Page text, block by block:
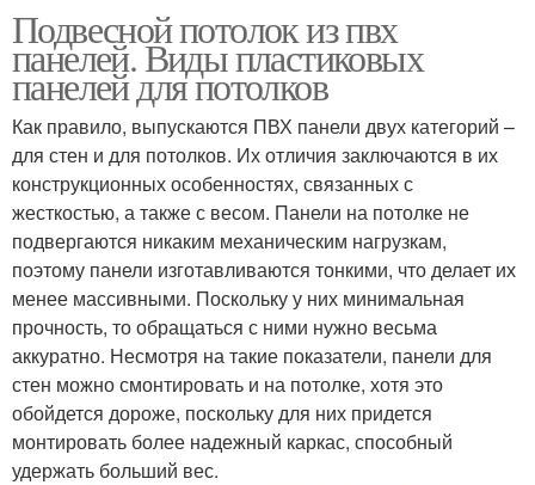
Подвесной потолок из пвх
панелей. Виды пластиковых
панелей для потолков
Как правило, выпускаются ПВХ панели двух категорий –
для стен и для потолков. Их отличия заключаются в их
конструкционных особенностях, связанных с
жесткостью, а также с весом. Панели на потолке не
подвергаются никаким механическим нагрузкам,
поэтому панели изготавливаются тонкими, что делает их
менее массивными. Поскольку у них минимальная
прочность, то обращаться с ними нужно весьма
аккуратно. Несмотря на такие показатели, панели для
стен можно смонтировать и на потолке, хотя это
обойдется дороже, поскольку для них придется
монтировать более надежный каркас, способный
удержать больший вес.